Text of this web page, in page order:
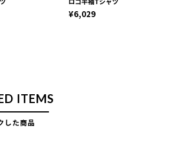
¥6,029
ITEMS
した商品